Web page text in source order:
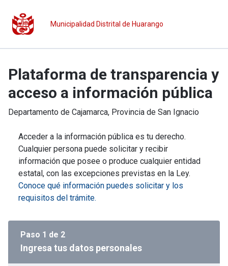
Municipalidad Distrital de Huarango
Plataforma de transparencia y
acceso a información pública
Departamento de Cajamarca, Provincia de San Ignacio
Acceder a la información pública es tu derecho.
Cualquier persona puede solicitar y recibir
información que posee o produce cualquier entidad
estatal, con las excepciones previstas en la Ley.
Conoce qué información puedes solicitar y los
requisitos del trámite.
Paso 1 de 2
Ingresa tus datos personales